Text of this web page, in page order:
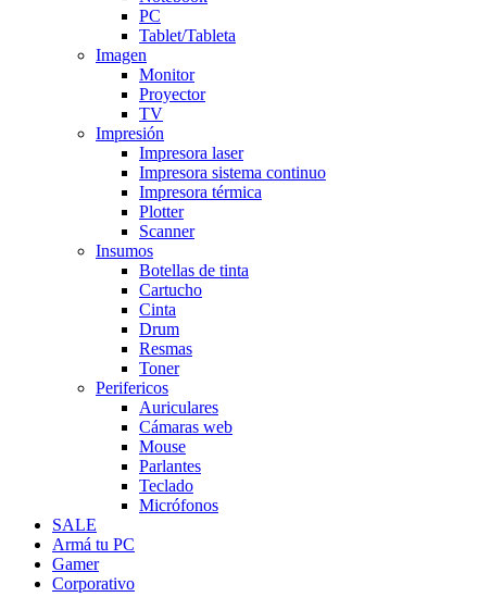
PC
Tablet/Tableta
Imagen
Monitor
Proyector
TV
Impresión
Impresora laser
Impresora sistema continuo
Impresora térmica
Plotter
Scanner
Insumos
Botellas de tinta
Cartucho
Cinta
Drum
Resmas
Toner
Perifericos
Auriculares
Cámaras web
Mouse
Parlantes
Teclado
Micrófonos
SALE
Armá tu PC
Gamer
Corporativo